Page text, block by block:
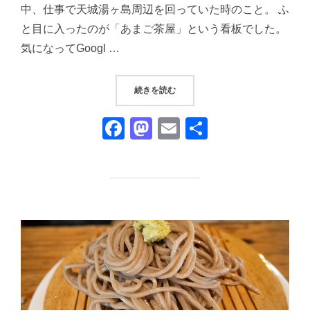
中、仕事で天城湯ヶ島周辺を回っていた時のこと。 ふ
と目に入ったのが「あまご茶屋」という看板でした。
気になってGoogl …
続きを読む“『あまご茶屋 修善寺温泉店』｜
F
c
b
o
o
k
M
st
d
o
n
E
ail